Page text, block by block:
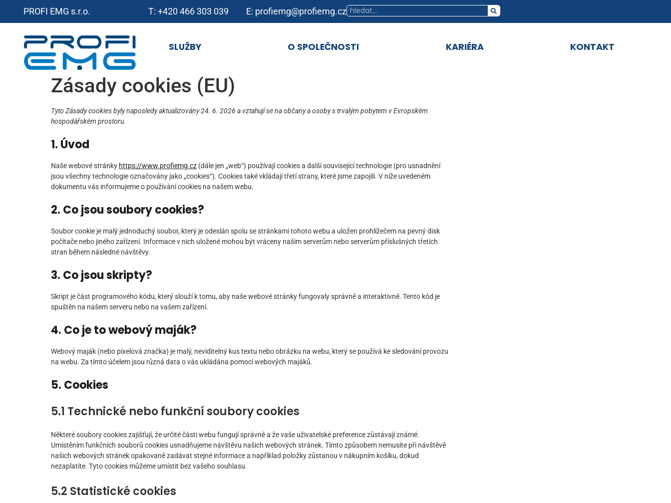
PROFI EMG s.r.o. T: +420 466 303 039 E: profiemg@profiemg.cz
SLUŽBY O SPOLEČNOSTI KARIÉRA KONTAKT
Zásady cookies (EU)
Tyto Zásady cookies byly naposledy aktualizovány 24. 6. 2026 a vztahují se na občany a osoby s trvalým pobytem v Evropském
hospodářském prostoru.
1. Úvod
Naše webové stránky https://www.profiemg.cz (dále jen „web“) používají cookies a další související technologie (pro usnadnění
jsou všechny technologie označovány jako „cookies“). Cookies také vkládají třetí strany, které jsme zapojili. V níže uvedeném
dokumentu vás informujeme o používání cookies na našem webu.
2. Co jsou soubory cookies?
Soubor cookie je malý jednoduchý soubor, který je odeslán spolu se stránkami tohoto webu a uložen prohlížečem na pevný disk
počítače nebo jiného zařízení. Informace v nich uložené mohou být vráceny našim serverům nebo serverům příslušných třetích
stran během následné návštěvy.
3. Co jsou skripty?
Skript je část programového kódu, který slouží k tomu, aby naše webové stránky fungovaly správně a interaktivně. Tento kód je
spuštěn na našem serveru nebo na vašem zařízení.
4. Co je to webový maják?
Webový maják (nebo pixelová značka) je malý, neviditelný kus textu nebo obrázku na webu, který se používá ke sledování provozu
na webu. Za tímto účelem jsou různá data o vás ukládána pomocí webových majáků.
5. Cookies
5.1 Technické nebo funkční soubory cookies
Některé soubory cookies zajišťují, že určité části webu fungují správně a že vaše uživatelské preference zůstávají známé.
Umístěním funkčních souborů cookies usnadňujeme návštěvu našich webových stránek. Tímto způsobem nemusíte při návštěvě
našich webových stránek opakovaně zadávat stejné informace a například položky zůstanou v nákupním košíku, dokud
nezaplatíte. Tyto cookies můžeme umístit bez vašeho souhlasu.
5.2 Statistické cookies